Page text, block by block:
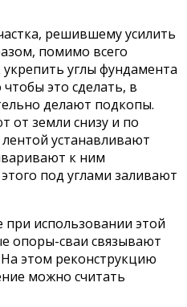
решившему усилить
помимо всего
углы фундамента
это сделать, в
делают подкопы.
от земли снизу и по
устанавливают
к ним
под углами заливают
использовании этой
опоры-сваи связывают
этом реконструкцию
можно считать